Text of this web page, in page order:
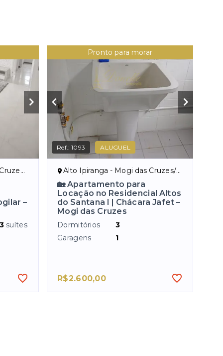
SP
–
3 suítes
Pronto para morar
Ref.:1093 ALUGUEL
Alto Ipiranga - Mogi das Cruzes/SP
🏡 Apartamento para
Locação no Residencial Altos
do Santana I | Chácara Jafet –
Mogi das Cruzes
Dormitórios
3
Garagens
1
R$2.600,00